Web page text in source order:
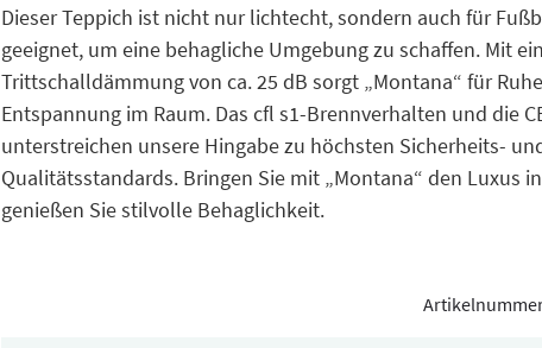
Dieser Teppich ist nicht nur lichtecht, sondern auch für
geeignet, um eine behagliche Umgebung zu schaffen. Mit
Trittschalldämmung von ca. 25 dB sorgt „Montana“ für
Entspannung im Raum. Das cfl s1-Brennverhalten und die
unterstreichen unsere Hingabe zu höchsten Sicherheits-
Qualitätsstandards. Bringen Sie mit „Montana“ den Luxus
genießen Sie stilvolle Behaglichkeit.